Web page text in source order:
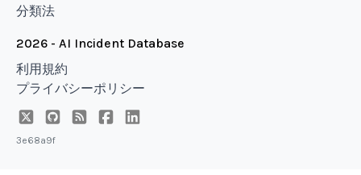
分類法
2026 - AI Incident Database
利用規約
プライバシーポリシー
3e68a9f